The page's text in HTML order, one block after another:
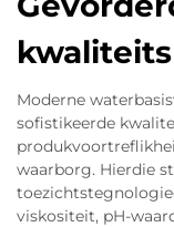
Moderne
sofistikeerde
waarborg. Hierdie
viskositeit, pH-